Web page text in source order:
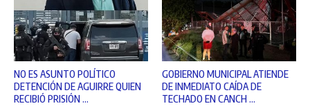
NO ES ASUNTO POLÍTICO
DETENCIÓN DE AGUIRRE QUIEN
RECIBIÓ PRISIÓN ...
GOBIERNO MUNICIPAL ATIENDE
DE INMEDIATO CAÍDA DE
TECHADO EN CANCH ...